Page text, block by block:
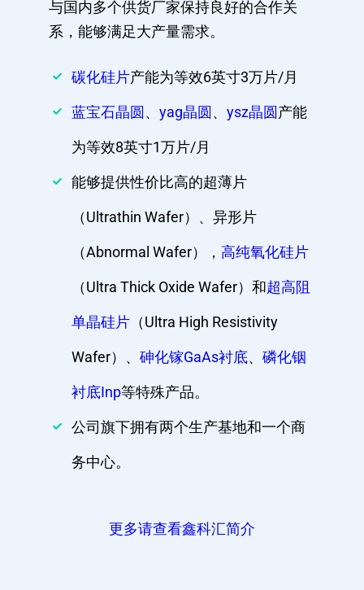
与国内多个供货厂家保持良好的合作关
系，能够满足大产量需求。
碳化硅片产能为等效6英寸3万片/月
蓝宝石晶圆 、 yag晶圆 、 ysz晶圆 产能
为等效8英寸1万片/月
能够提供性价比高的超薄片
（Ultrathin Wafer）、异形片
（Abnormal Wafer）， 高纯氧化硅片
（Ultra Thick Oxide Wafer）和超高阻
单晶硅片 （Ultra High Resistivity
Wafer）、 砷化镓GaAs衬底、 磷化铟
衬底Inp等特殊产品。
公司旗下拥有两个生产基地和一个商
务中心。
更多请查看鑫科汇简介